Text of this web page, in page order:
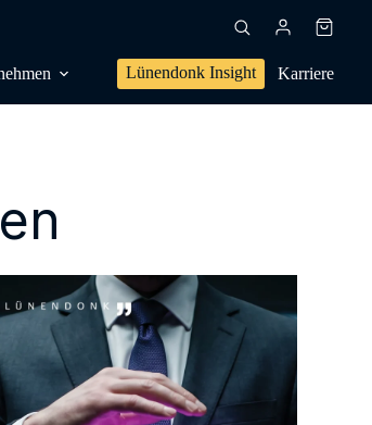
Lünendonk Insight Karriere